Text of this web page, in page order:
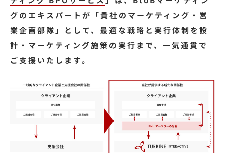
グのエキスパートが「貴社のマーケティング・営
業企画部隊」として、最適な戦略と実行体制を設
計・マーケティング施策の実行まで、一気通貫で
ご支援いたします。